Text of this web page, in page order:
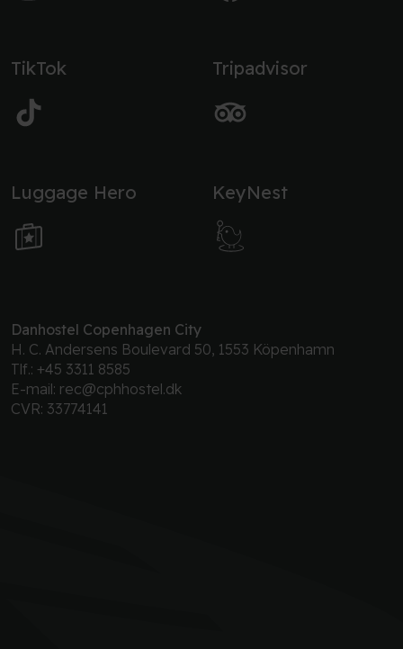
TikTok Tripadvisor
Luggage Hero KeyNest
Danhostel Copenhagen City
H. C. Andersens Boulevard 50, 1553 Köpenhamn
Tlf.: +45 3311 8585
E-mail: rec@cphhostel.dk
CVR: 33774141